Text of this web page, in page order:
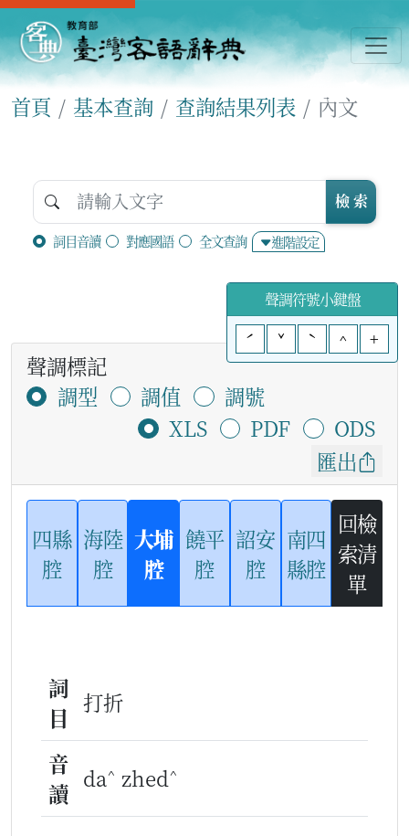
首頁 基本查詢 查詢結果列表 內文
詞目音讀 對應國語 全文查詢 進階設定
檢 索
聲調符號小鍵盤
ˊ
ˇ ˋ ^ +
聲調標記
調型
調值
調號
XLS
PDF
ODS
匯出
四縣
腔
海陸
腔
大埔
腔
饒平
腔
詔安
腔
南四
縣腔
回檢
索清
單
詞
目
打折
音
讀
da^ zhed^